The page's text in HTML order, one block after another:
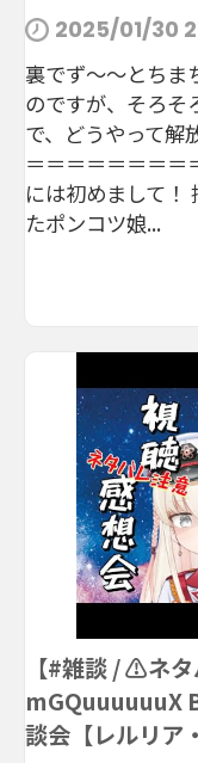
2025/01/30
裏でず～～とちま
のですが、そろそ
で、どうやって解
＝＝＝＝＝＝＝＝
には初めまして！
たポンコツ娘...
【#雑談 / ⚠ネ
mGQuuuuuuX
談会【レルリア